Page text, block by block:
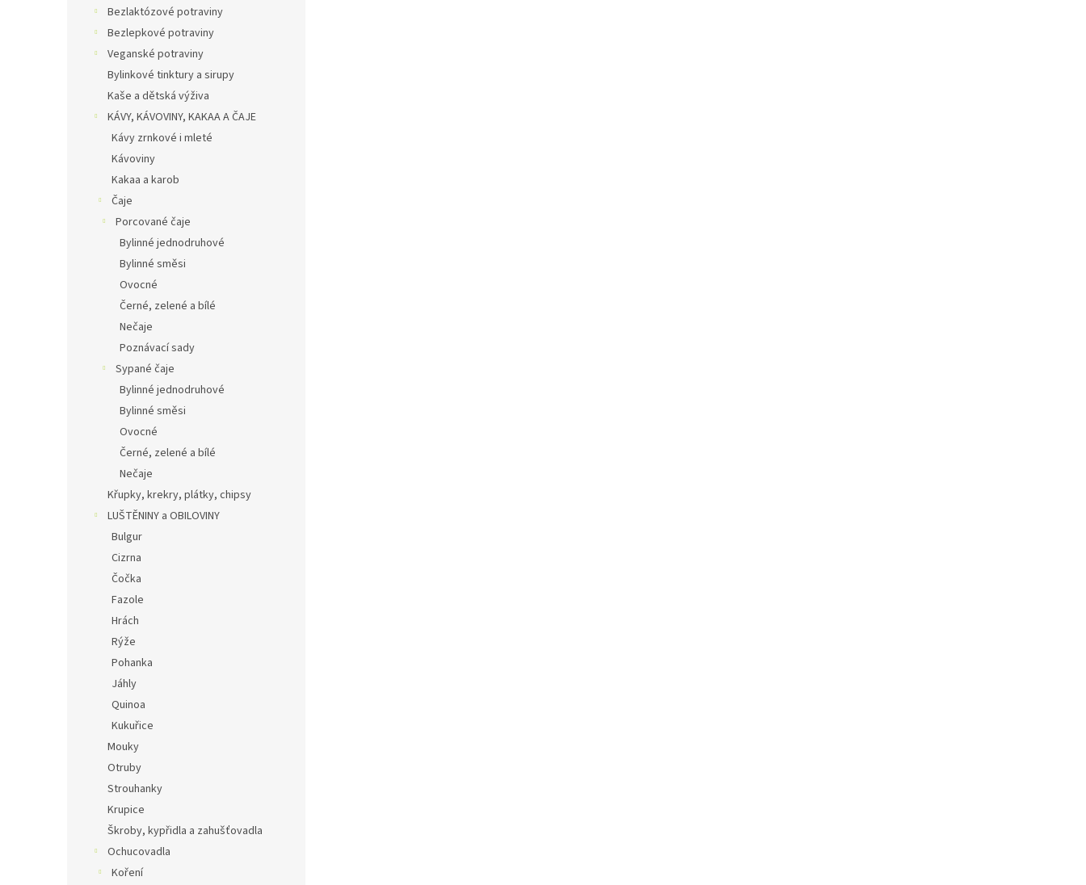
Bezlaktózové potraviny
Bezlepkové potraviny
Veganské potraviny
Bylinkové tinktury a sirupy
Kaše a dětská výživa
KÁVY, KÁVOVINY, KAKAA A ČAJE
Kávy zrnkové i mleté
Kávoviny
Kakaa a karob
Čaje
Porcované čaje
Bylinné jednodruhové
Bylinné směsi
Ovocné
Černé, zelené a bílé
Nečaje
Poznávací sady
Sypané čaje
Bylinné jednodruhové
Bylinné směsi
Ovocné
Černé, zelené a bílé
Nečaje
Křupky, krekry, plátky, chipsy
LUŠTĚNINY a OBILOVINY
Bulgur
Cizrna
Čočka
Fazole
Hrách
Rýže
Pohanka
Jáhly
Quinoa
Kukuřice
Mouky
Otruby
Strouhanky
Krupice
Škroby, kypřidla a zahušťovadla
Ochucovadla
Koření